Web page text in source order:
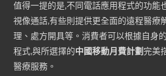
值得一提的是,不同電話應用程式的功能
視像通話,有些則提供更全面的遠程醫療
理、處方開具等。消費者可以根據自身
程式,與所選擇的中國移動月費計劃完美
醫療服務。